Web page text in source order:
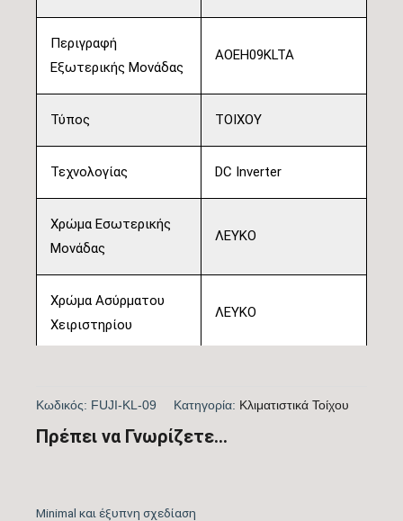
Κωδικός: FUJI-KL-09 Kατηγορία: Kλιματιστικά Τοίχου
Πρέπει να Γνωρίζετε...
Minimal και έξυπνη σχεδίαση
Περιγραφή
Εξωτερικής Μονάδας
AOEH09KLTA
Τύπος ΤΟΙΧΟΥ
Τεχνολογίας DC Inverter
Χρώμα Εσωτερικής
Μονάδας
ΛΕΥΚΟ
Χρώμα Ασύρματου
Χειριστηρίου
ΛΕΥΚΟ
(BTU/h)